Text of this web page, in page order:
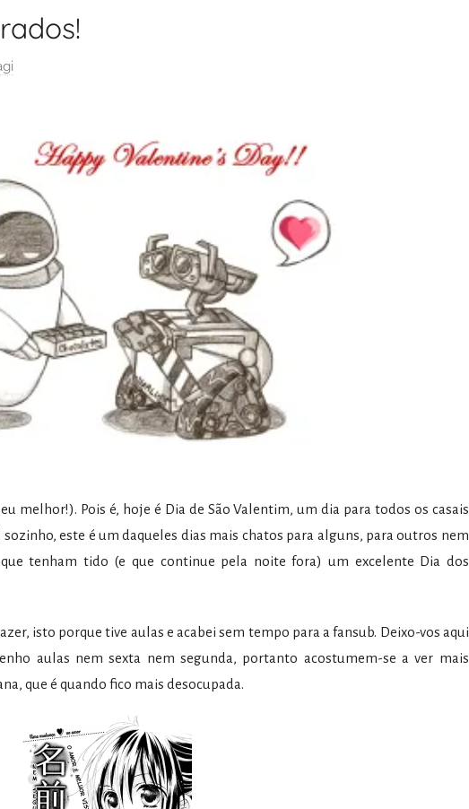
melhor!). Pois é, hoje é Dia de São Valentim, um dia para todos os casais
este é um daqueles dias mais chatos para alguns, para outros nem
tenham tido (e que continue pela noite fora) um excelente Dia dos
isto porque tive aulas e acabei sem tempo para a fansub. Deixo-vos aqui
aulas nem sexta nem segunda, portanto acostumem-se a ver mais
que é quando fico mais desocupada.